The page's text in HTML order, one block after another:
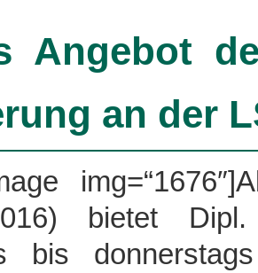
Angebot
an der
bietet
bis